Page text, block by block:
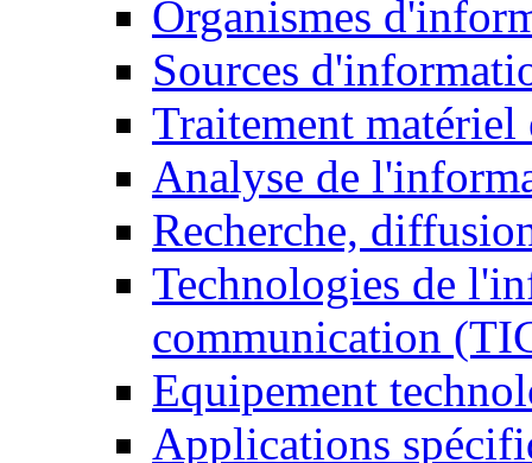
Organismes
Sources
Traitement matériel
Analyse de
Recherche,
Technologies de
communication
Equipement
Applications